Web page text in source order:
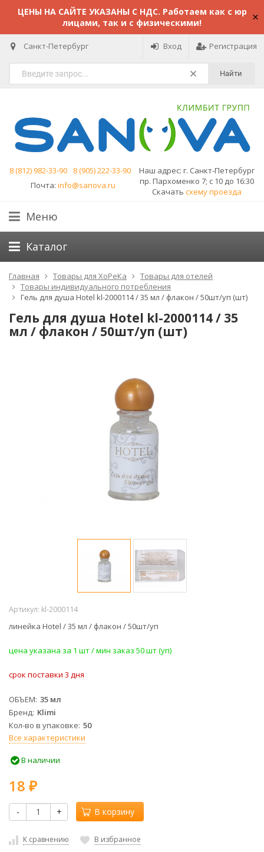
ЦЕНЫ НА САЙТЕ УКАЗАНЫ С НДС. Работаем как с юр
лицами, так и с физическими!
Санкт-Петербург Вход Регистрация
Найти
8 (812) 982-33-90
8 (905) 222-33-90
Почта: info@sanova.ru
Наш адрес: г. Санкт-Петербург
пр. Пархоменко 7; с 10 до 16:30
Скачать схему проезда
Меню
Каталог
Главная Товары для ХоРеКа
Товары для отелей
Товары индивидуального потребления
Гель для душа Hotel kl-2000114 / 35 мл / флакон / 50шт/уп (шт)
Гель для душа Hotel kl-2000114 / 35
мл / флакон / 50шт/уп (шт)
Артикул: kl-2000114
линейка Hotel / 35 мл / флакон / 50шт/уп
​цена указана за 1 шт / мин заказ 50 шт (уп)
срок поставки 3 дня
ОБЪЕМ 35 мл
Бренд Klimi
Кол-во в упаковке 50
Все характеристики
В наличии
18 ₽
- + В корзину
К сравнению В избранное